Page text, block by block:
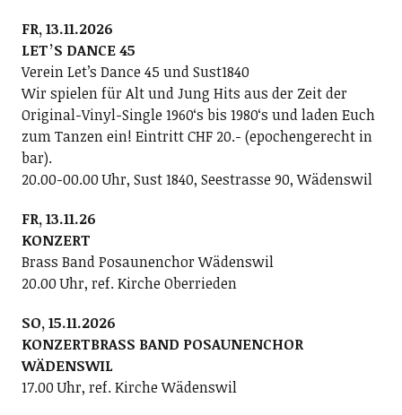
FR, 13.11.2026
LETʼS DANCE 45
Verein Letʼs Dance 45 und Sust1840
Wir spielen für Alt und Jung Hits aus der Zeit der
Original-Vinyl-Single 1960ʻs bis 1980ʻs und laden Euch
zum Tanzen ein! Eintritt CHF 20.- (epochengerecht in
bar).
20.00-00.00 Uhr, Sust 1840, Seestrasse 90, Wädenswil
FR, 13.11.26
KONZERT
Brass Band Posaunenchor Wädenswil
20.00 Uhr, ref. Kirche Oberrieden
SO, 15.11.2026
KONZERTBRASS BAND POSAUNENCHOR
WÄDENSWIL
17.00 Uhr, ref. Kirche Wädenswil